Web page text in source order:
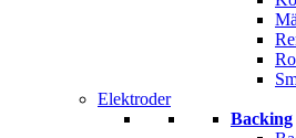
Elektroder
Backing